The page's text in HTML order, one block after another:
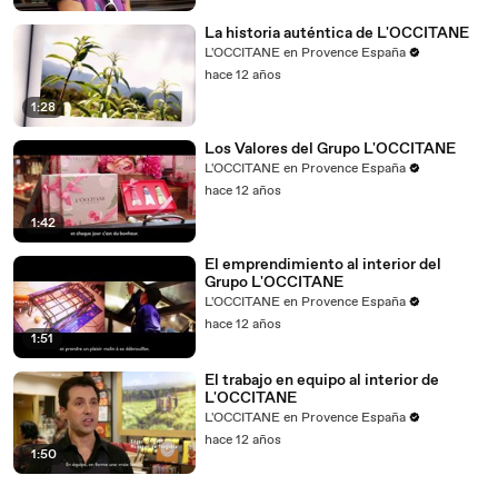
1:28
La historia auténtica de L'OCCITANE
L'OCCITANE en Provence España
hace 12 años
1:42
Los Valores del Grupo L'OCCITANE
L'OCCITANE en Provence España
hace 12 años
1:51
El emprendimiento al interior del
Grupo L'OCCITANE
L'OCCITANE en Provence España
hace 12 años
1:50
El trabajo en equipo al interior de
L'OCCITANE
L'OCCITANE en Provence España
hace 12 años